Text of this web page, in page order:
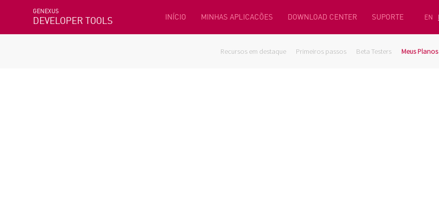
GENEXUS
DEVELOPER TOOLS INÍCIO MINHAS APLICACÕES DOWNLOAD CENTER SUPORTE EN
Recursos em destaque Primeiros passos Beta Testers Meus Planos